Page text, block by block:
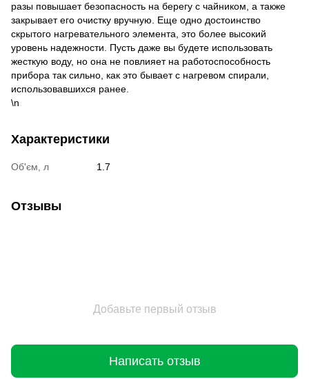
разы повышает безопасность на берегу с чайником, а также
закрывает его очистку вручную. Еще одно достоинство
скрытого нагревательного элемента, это более высокий
уровень надежности. Пусть даже вы будете использовать
жесткую воду, но она не повлияет на работоспособность
прибора так сильно, как это бывает с нагревом спирали,
использовавшихся ранее.
\n
Характеристики
Об'єм, л 1.7
Отзывы
Добавьте первый отзыв
Написать отзыв